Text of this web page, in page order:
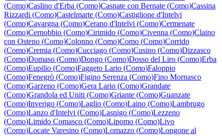
(Como)Caslino d'Erba (Como)Casnate con Bernate (Como)Cassina
Rizzardi (Como)Castelmarte (Como)Castiglione d'Intelvi
(Como)Cavargna (Como)Cerano d'Intelvi (Como)Cermenate
(Como)Cernobbio (Como)Cirimido (Como)Civenna (Como)Claino
con Osteno (Como)Colonno (Como)Como (Como)Corrido
(Como)Cremia (Como)Cucciago (Como)Cusino (Como)Dizzasco
(Como)Domaso (Como)Dongo (Como)Dosso del Liro (Como)Erba
(Como)Eupilio (Como)Faggeto Lario (Como)Faloppio
(Como)Fenegrò (Como)Figino Serenza (Como)Fino Mornasco
(Como)Garzeno (Como)Gera Lario (Como)Grandate
(Como)Grandola ed Uniti (Como)Griante (Como)Guanzate
(Como)Inverigo (Como)Laglio (Como)Laino (Como)Lambrugo
(Como)Lanzo d'Intelvi (Como)Lasnigo (Como)Lezzeno
(Como)Limido Comasco (Como)Lipomo (Como)Livo
(Como)Locate Varesino (Como)Lomazzo (Como)Longone al